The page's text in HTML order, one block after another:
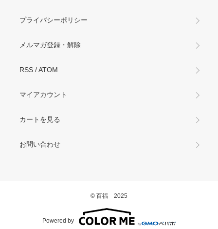
プライバシーポリシー
メルマガ登録・解除
RSS /ATOM
マイアカウント
カートを見る
お問い合わせ
© 百福 2025
Powered by